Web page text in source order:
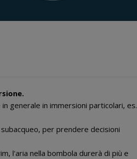
generale in immersioni particolari, es.
per prendere decisioni
l'aria nella bombola durerà di più e